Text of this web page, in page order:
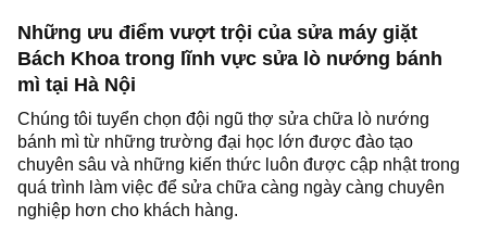
Những ưu điểm vượt trội của sửa máy giặt
Bách Khoa trong lĩnh vực sửa lò nướng bánh
mì tại Hà Nội
Chúng tôi tuyển chọn đội ngũ thợ sửa chữa lò nướng
bánh mì từ những trường đại học lớn được đào tạo
chuyên sâu và những kiến thức luôn được cập nhật trong
quá trình làm việc để sửa chữa càng ngày càng chuyên
nghiệp hơn cho khách hàng.